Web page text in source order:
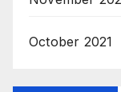
October 2021